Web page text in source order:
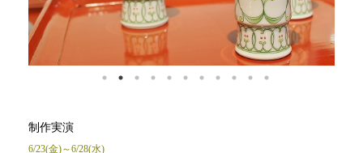
制作実演
6/23(金)～6/28(水)